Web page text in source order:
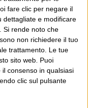
fare clic per negare il
dettagliate e modificare
Si rende noto che
non richiedere il tuo
trattamento. Le tue
sito web. Puoi
consenso in qualsiasi
clic sul pulsante